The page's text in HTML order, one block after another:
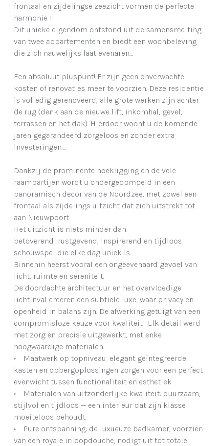
frontaal en zijdelingse zeezicht vormen de perfecte
harmonie !
Dit unieke eigendom ontstond uit de samensmelting
van twee appartementen en biedt een woonbeleving
die zich nauwelijks laat evenaren....
Een absoluut pluspunt! Er zijn geen onverwachte
kosten of renovaties meer te voorzien. Deze residentie
is volledig gerenoveerd, alle grote werken zijn achter
de rug (denk aan de nieuwe lift, inkomhal, gevel,
terrassen en het dak). Hierdoor woont u de komende
jaren gegarandeerd zorgeloos en zonder extra
investeringen.....
Dankzij de prominente hoekligging en de vele
raampartijen wordt u ondergedompeld in een
panoramisch decor van de Noordzee, met zowel een
frontaal als zijdelings uitzicht dat zich uitstrekt tot
aan Nieuwpoort.
Het uitzicht is niets minder dan
betoverend....rustgevend, inspirerend en tijdloos
schouwspel die elke dag uniek is.
Binnenin heerst vooral een ongeëvenaard gevoel van
licht, ruimte en sereniteit.
De doordachte architectuur en het overvloedige
lichtinval creëren een subtiele luxe, waar privacy en
openheid in balans zijn. De afwerking getuigt van een
compromisloze keuze voor kwaliteit. Elk detail werd
met zorg en precisie uitgewerkt, met enkel
hoogwaardige materialen:
• Maatwerk op topniveau: elegant geïntegreerde
kasten en opbergoplossingen zorgen voor een perfect
evenwicht tussen functionaliteit en esthetiek.
• Materialen van uitzonderlijke kwaliteit: duurzaam,
stijlvol en tijdloos — een interieur dat zijn klasse
moeiteloos behoudt.
• Pure ontspanning: de luxueuze badkamer, voorzien
van een royale inloopdouche, nodigt uit tot totale